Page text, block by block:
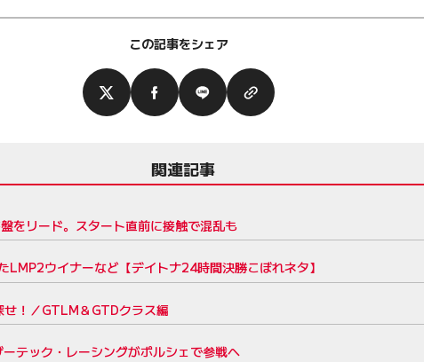
この記事をシェア
関連記事
をリード。スタート直前に接触で混乱も
ウイナーなど【デイトナ24時間決勝こぼれネタ】
！／GTLM＆GTDクラス編
テック・レーシングがポルシェで参戦へ